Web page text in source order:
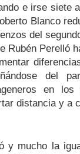
e irse siete
Blanco
del
Rubén Perelló
del
en
distancia y a
y mucho la